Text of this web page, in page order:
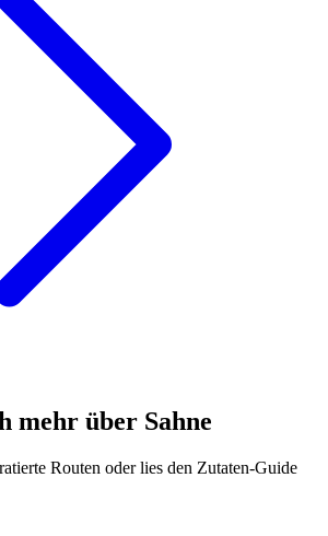
mehr über Sahne
Routen oder lies den Zutaten-Guide